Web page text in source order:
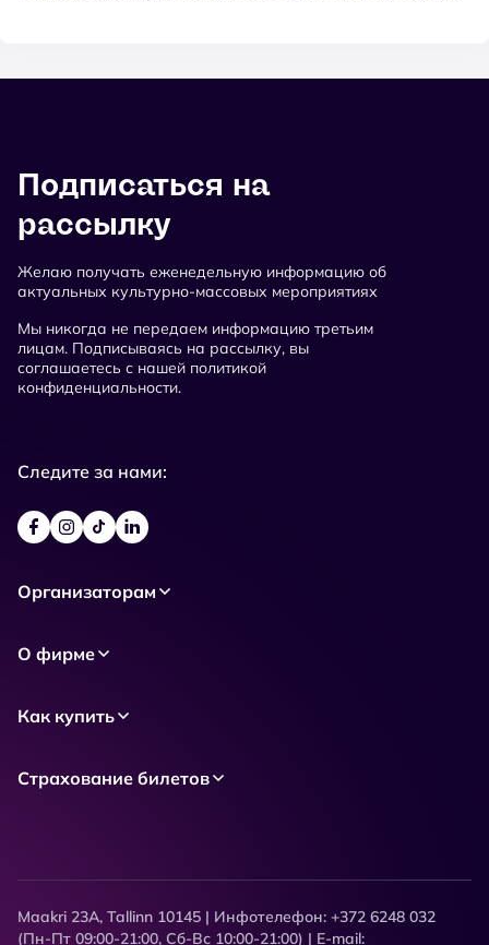
Подписаться на
рассылку
Желаю получать еженедельную информацию об
актуальных культурно-массовых мероприятиях
Мы никогда не передаем информацию третьим
лицам. Подписываясь на рассылку, вы
соглашаетесь с нашей политикой
конфиденциальности.
Следите за нами:
Организаторам
О фирме
Как купить
Страхование билетов
Maakri 23A, Tallinn 10145 | Инфотелефон: +372 6248 032
(Пн-Пт 09:00-21:00, Сб-Вс 10:00-21:00) | E-mail: